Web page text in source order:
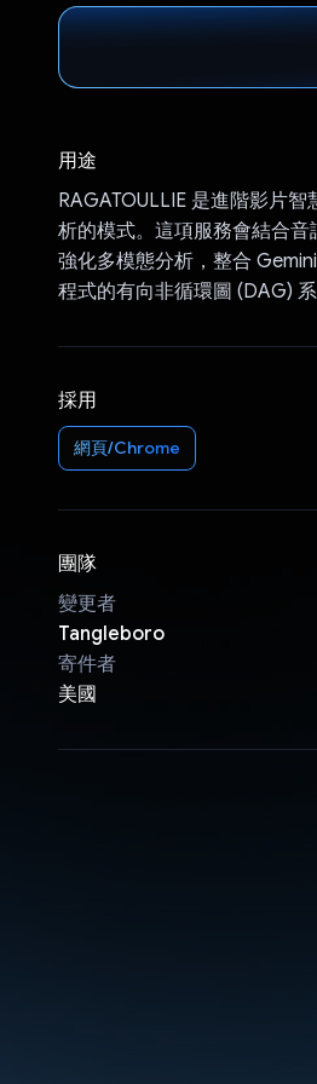
用途
RAGATOULLIE 是進階影片
析的模式。這項服務會結合音
強化多模態分析，整合
程式的有向非循環圖 (DAG) 系
採用
網頁/Chrome
團隊
變更者
Tangleboro
寄件者
美國